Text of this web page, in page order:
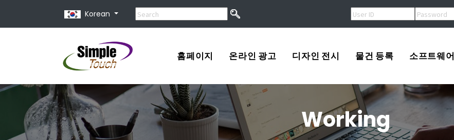
Korean
홈페이지
포트폴리오
견적서
온라인 광고
오버추어광고
키워드광고
디자인 전시
프린트
물건 등록
USA
Korea
소프트웨어
Working